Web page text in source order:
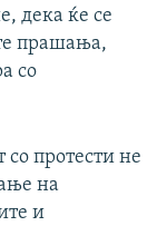
дека ќе се
прашања,
со
протести не
на
и